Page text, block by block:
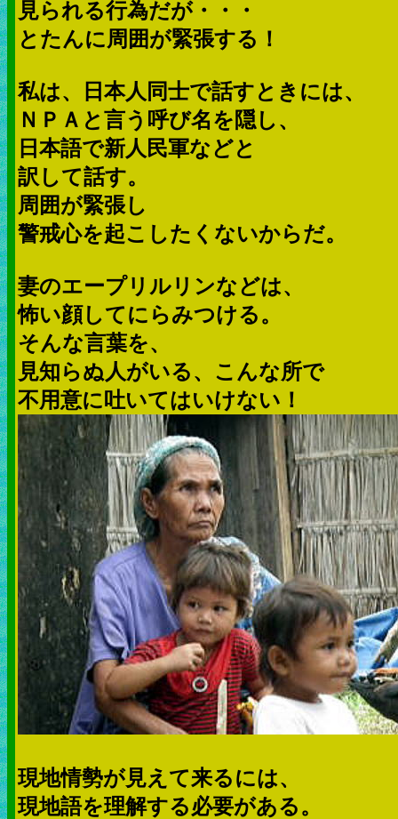
見られる行為だが・・・
とたんに周囲が緊張する！
私は、日本人同士で話すときには、
ＮＰＡと言う呼び名を隠し、
日本語で新人民軍などと
訳して話す。
周囲が緊張し
警戒心を起こしたくないからだ。
妻のエープリルリンなどは、
怖い顔してにらみつける。
そんな言葉を、
見知らぬ人がいる、こんな所で
不用意に吐いてはいけない！
現地情勢が見えて来るには、
現地語を理解する必要がある。